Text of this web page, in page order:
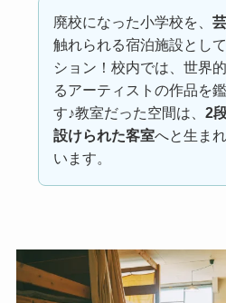
廃校になった小学校を、
触れられる宿泊施設とし
ション！校内では、世界
るアーティストの作品を
す♪教室だった空間は、2
設けられた客室へと生ま
います。